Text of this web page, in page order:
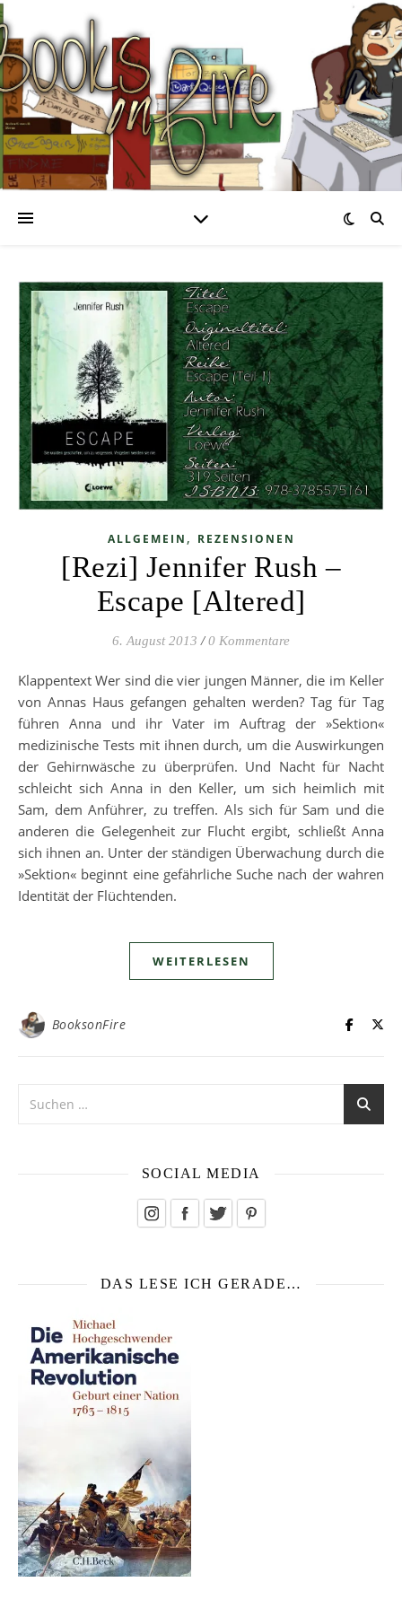
ALLGEMEIN , REZENSIONEN
[Rezi] Jennifer Rush –
Escape [Altered]
6. August 2013 / 0 Kommentare
Klappentext Wer sind die vier jungen Männer, die im Keller
von Annas Haus gefangen gehalten werden? Tag für Tag
führen Anna und ihr Vater im Auftrag der »Sektion«
medizinische Tests mit ihnen durch, um die Auswirkungen
der Gehirnwäsche zu überprüfen. Und Nacht für Nacht
schleicht sich Anna in den Keller, um sich heimlich mit
Sam, dem Anführer, zu treffen. Als sich für Sam und die
anderen die Gelegenheit zur Flucht ergibt, schließt Anna
sich ihnen an. Unter der ständigen Überwachung durch die
»Sektion« beginnt eine gefährliche Suche nach der wahren
Identität der Flüchtenden.
WEITERLESEN
BooksonFire
SOCIAL MEDIA
DAS LESE ICH GERADE…